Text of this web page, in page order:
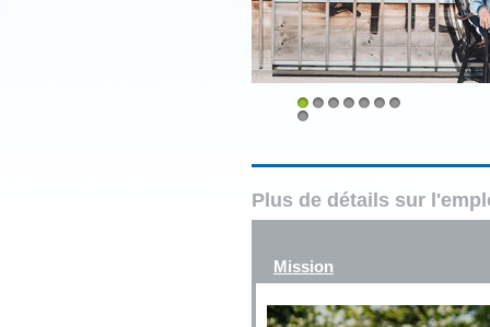
1
Plus de détails sur
Mission